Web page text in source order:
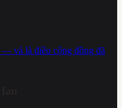
và là điều cộng đồng đã